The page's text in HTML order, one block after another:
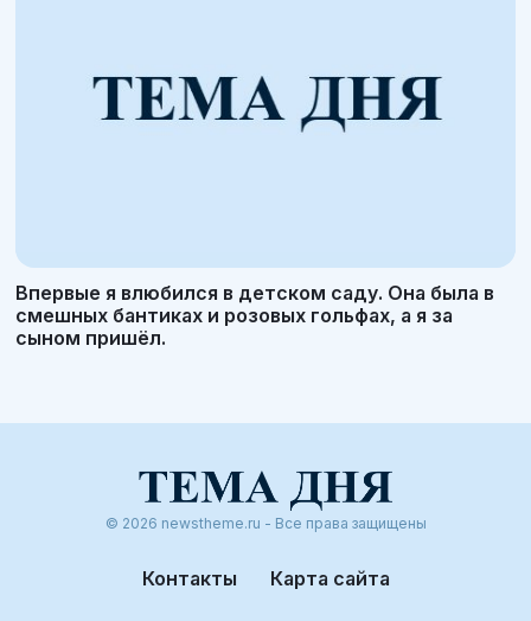
Впервые я влюбился в детском саду. Она была в
смешных бантиках и розовых гольфах, а я за
сыном пришёл.
© 2026 newstheme.ru - Все права защищены
Контакты Карта сайта